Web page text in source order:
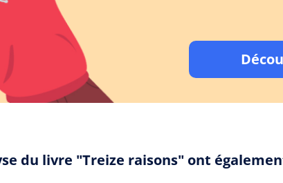
du livre "Treize raisons" ont